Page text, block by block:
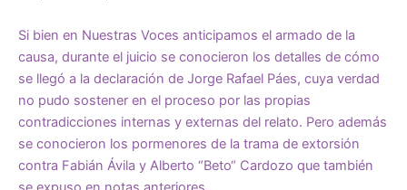
Si bien en Nuestras Voces anticipamos el armado de la
causa, durante el juicio se conocieron los detalles de cómo
se llegó a la declaración de Jorge Rafael Páes, cuya verdad
no pudo sostener en el proceso por las propias
contradicciones internas y externas del relato. Pero además
se conocieron los pormenores de la trama de extorsión
contra Fabián Ávila y Alberto “Beto“ Cardozo que también